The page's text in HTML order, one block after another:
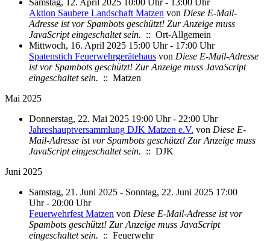
Aktion Saubere Landschaft Matzen von Diese E-Mail-
Adresse ist vor Spambots geschützt! Zur Anzeige muss
JavaScript eingeschaltet sein. :: Ort-Allgemein
Mittwoch, 16. April 2025 15:00 Uhr - 17:00 Uhr
Spatenstich Feuerwehrgerätehaus von Diese E-Mail-Adresse
ist vor Spambots geschützt! Zur Anzeige muss JavaScript
eingeschaltet sein. :: Matzen
Mai 2025
Donnerstag, 22. Mai 2025 19:00 Uhr - 22:00 Uhr
Jahreshauptversammlung DJK Matzen e.V. von Diese E-
Mail-Adresse ist vor Spambots geschützt! Zur Anzeige muss
JavaScript eingeschaltet sein. :: DJK
Juni 2025
Samstag, 21. Juni 2025 - Sonntag, 22. Juni 2025 17:00
Uhr - 20:00 Uhr
Feuerwehrfest Matzen von Diese E-Mail-Adresse ist vor
Spambots geschützt! Zur Anzeige muss JavaScript
eingeschaltet sein. :: Feuerwehr